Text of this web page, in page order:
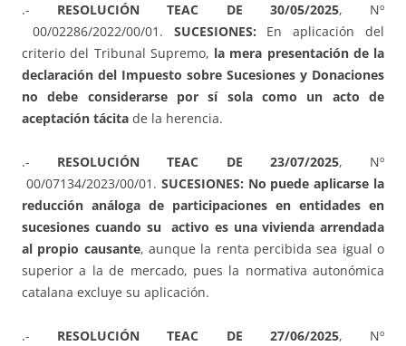
.- RESOLUCIÓN TEAC DE 30/05/2025, Nº
00/02286/2022/00/01. SUCESIONES: En aplicación del
criterio del Tribunal Supremo, la mera presentación de la
declaración del Impuesto sobre Sucesiones y Donaciones
no debe considerarse por sí sola como un acto de
aceptación tácita de la herencia.
.- RESOLUCIÓN TEAC DE 23/07/2025, Nº
00/07134/2023/00/01. SUCESIONES: No puede aplicarse la
reducción análoga de participaciones en entidades en
sucesiones cuando su activo es una vivienda arrendada
al propio causante, aunque la renta percibida sea igual o
superior a la de mercado, pues la normativa autonómica
catalana excluye su aplicación.
.- RESOLUCIÓN TEAC DE 27/06/2025, Nº